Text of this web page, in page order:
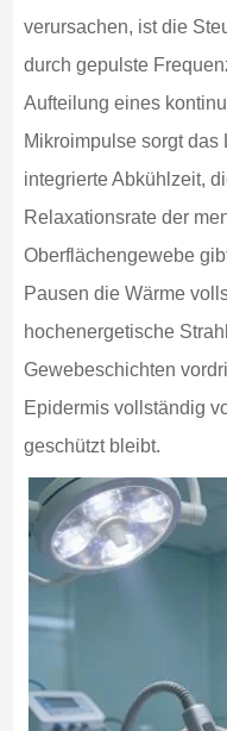
verursachen, ist die
durch gepulste
Aufteilung eines
Mikroimpulse sorgt das
integrierte Abkühlzeit,
Relaxationsrate der
Oberflächengewebe
Pausen die Wärme
hochenergetische
Gewebeschichten
Epidermis vollständig
geschützt bleibt.